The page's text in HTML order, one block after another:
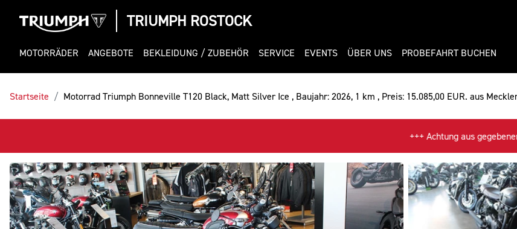
TRIUMPH ROSTOCK
MOTORRÄDER ANGEBOTE BEKLEIDUNG / ZUBEHÖR SERVICE EVENTS ÜBER UNS PROBEFAHRT BUCHEN
Startseite Motorrad Triumph Bonneville T120 Black, Matt Silver Ice , Baujahr: 2026, 1 km , Preis: 15.085,00 EUR. aus
+++ Achtung aus gegebenem Anlass: Auf